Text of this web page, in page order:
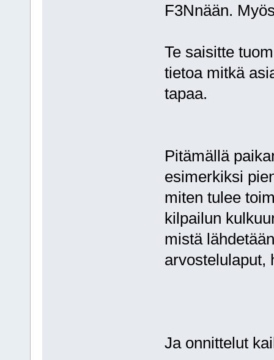
F3Nnään.
Te saisitte
tietoa mitkä
tapaa.
Pitämällä
esimerkiksi
miten tulee
kilpailun
mistä
arvostelulaput,
Ja onnittelut